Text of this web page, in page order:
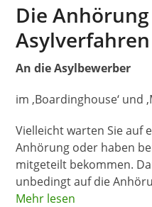
Die
Asylverfahren
An die Asylbewerber
im ‚Boardinghouse‘ und
Vielleicht warten Sie auf
Anhörung oder haben
mitgeteilt bekommen.
unbedingt auf die
Mehr lesen